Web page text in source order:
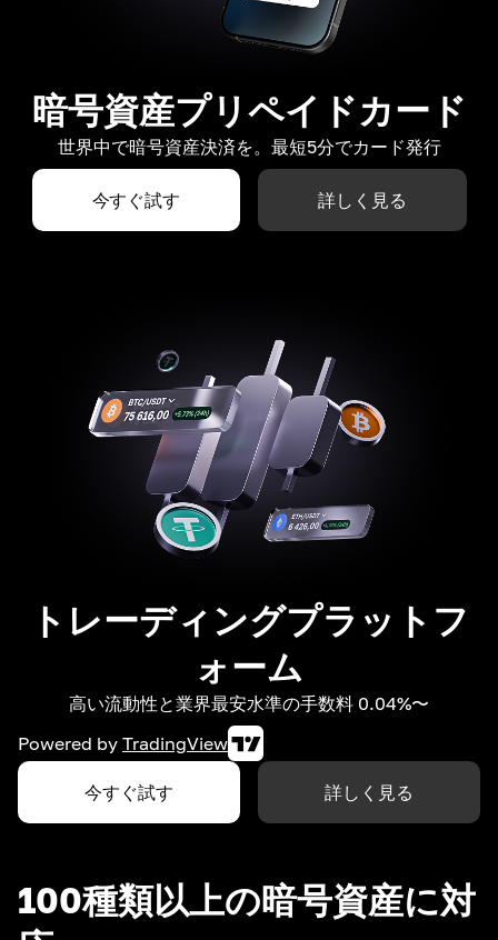
暗号資産プリペイドカード
世界中で暗号資産決済を。最短5分でカード発行
今すぐ試す 詳しく見る
トレーディングプラットフ
ォーム
高い流動性と業界最安水準の手数料 0.04%〜
Powered by TradingView
今すぐ試す 詳しく見る
100種類以上の暗号資産に対